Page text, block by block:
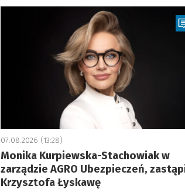
a
07.08.2026 (13:28)
Monika Kurpiewska-Stachowiak w
zarządzie AGRO Ubezpieczeń,
Krzysztofa Łyskawę